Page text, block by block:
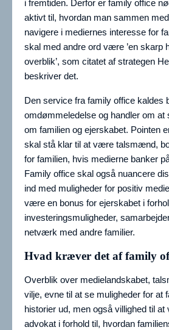
i fremtiden. Derfor er family office
aktivt til, hvordan man sammen
navigere i mediernes interesse for
skal med andre ord være ’en skarp
overblik’, som citatet af strategen
beskriver det.
Den service fra family office kaldes
omdømmeledelse og handler om
om familien og ejerskabet. Pointen
skal stå klar til at være talsmænd,
for familien, hvis medierne banker
Family office skal også nuancere
ind med muligheder for positiv
være en bonus for ejerskabet i
investeringsmuligheder,
netværk med andre familier.
Hvad kræver det af family
Overblik over medielandskabet,
vilje, evne til at se muligheder for at
historier ud, men også villighed til
advokat i forhold til, hvordan